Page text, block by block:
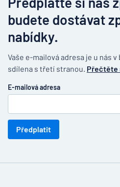
budete dostávat
nabídky.
Vaše e-mailová adresa je u nás
sdílena s třetí stranou. Přečtěte
E-mailová adresa
Předplatit